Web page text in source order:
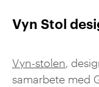
Vyn Stol
Vyn-stolen,
samarbete med